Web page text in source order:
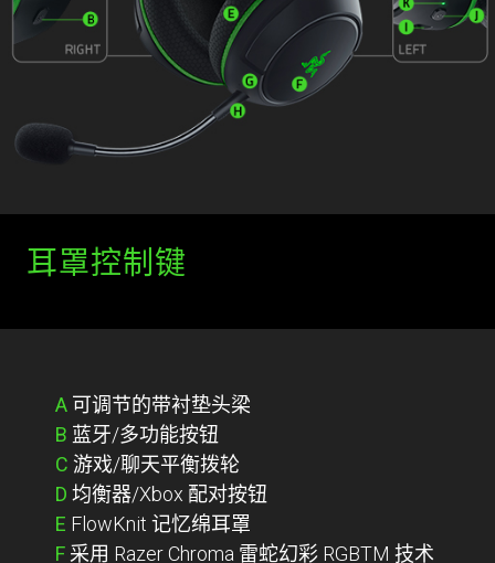
耳罩控制键
A 可调节的带衬垫头梁
B 蓝牙/多功能按钮
C 游戏/聊天平衡拨轮
D 均衡器/Xbox 配对按钮
E FlowKnit 记忆绵耳罩
F 采用 Razer Chroma 雷蛇幻彩 RGBTM 技术